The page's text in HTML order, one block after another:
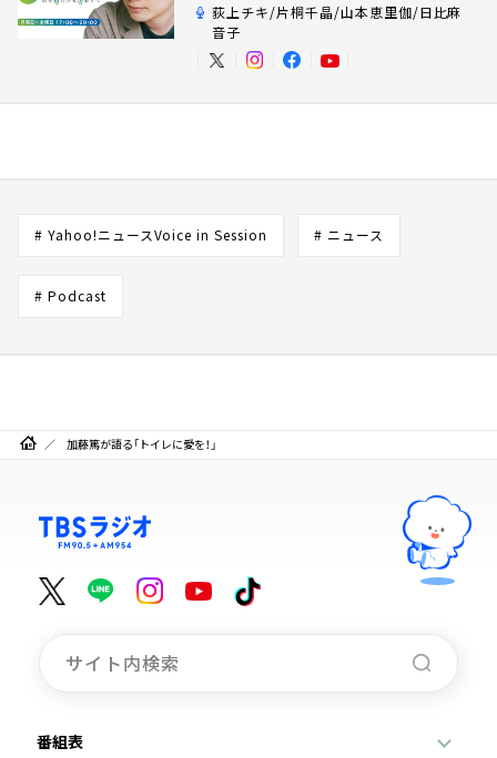
荻上チキ/片桐千晶/山本恵里伽/日比麻
音子
# Yahoo!ニュースVoice in Session # ニュース
# Podcast
加藤篤が語る「トイレに愛を！」
番組表